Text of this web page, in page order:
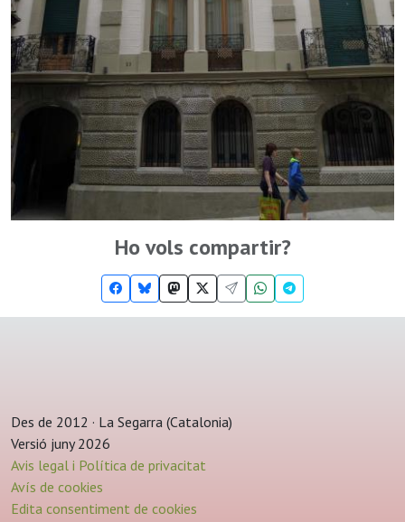
Ho vols compartir?
Des de 2012 · La Segarra (Catalonia)
Versió juny 2026
Avis legal i Política de privacitat
Avís de cookies
Edita consentiment de cookies